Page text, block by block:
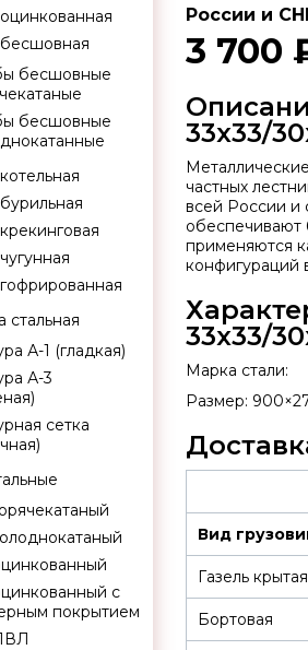
бесшовные
бесшовные
стальная
А-1 (гладкая)
А-3
сетка
с
покрытием
России и
3 700
33х33/
частных
всей России и
обеспечивают
применяются
конфигураций
33х33/
Марка стали:
Размер:
Вид
Газель крытая
Бортовая